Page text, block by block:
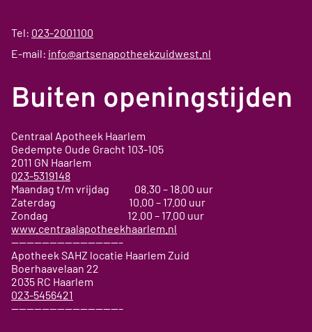
Tel: 023-2001100
E-mail: info@artsenapotheekzuidwest.nl
Buiten openingstijden
Centraal Apotheek Haarlem
Gedempte Oude Gracht 103-105
2011 GN Haarlem
023-5319148
Maandag t/m vrijdag 08.30 – 18.00 uur
Zaterdag 10.00 – 17.00 uur
Zondag 12.00 – 17.00 uur
www.centraalapotheekhaarlem.nl
——————————————–
Apotheek SAHZ locatie Haarlem Zuid
Boerhaavelaan 22
2035 RC Haarlem
023-5456421
——————————————–